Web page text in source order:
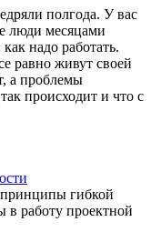
полгода. У вас
люди месяцами
надо работать.
равно живут своей
а проблемы
происходит и что с
принципы гибкой
в работу проектной